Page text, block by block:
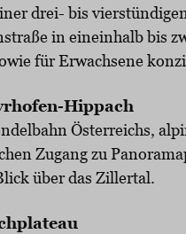
drei- bis
in eineinhalb bis
für Erwachsene
Hippach
Österreichs,
Zugang zu
über das Zillertal.